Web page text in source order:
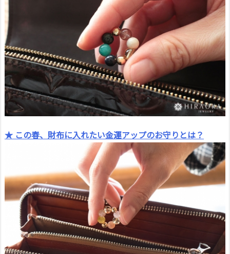
★ この春、財布に入れたい金運アップのお守りとは？